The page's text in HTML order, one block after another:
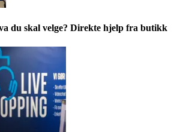
du skal velge? Direkte hjelp fra butikk